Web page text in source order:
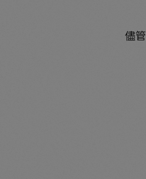
儘